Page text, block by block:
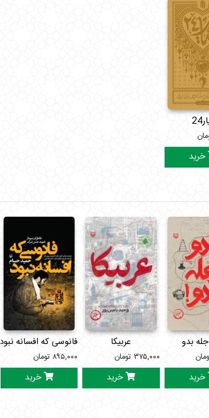
خرید
بدو
خرید
عربیکا
۳۷۵,۰۰۰ تومان
خرید
فانوسی که افسانه نبود
۸۹۵,۰۰۰ تومان
خرید